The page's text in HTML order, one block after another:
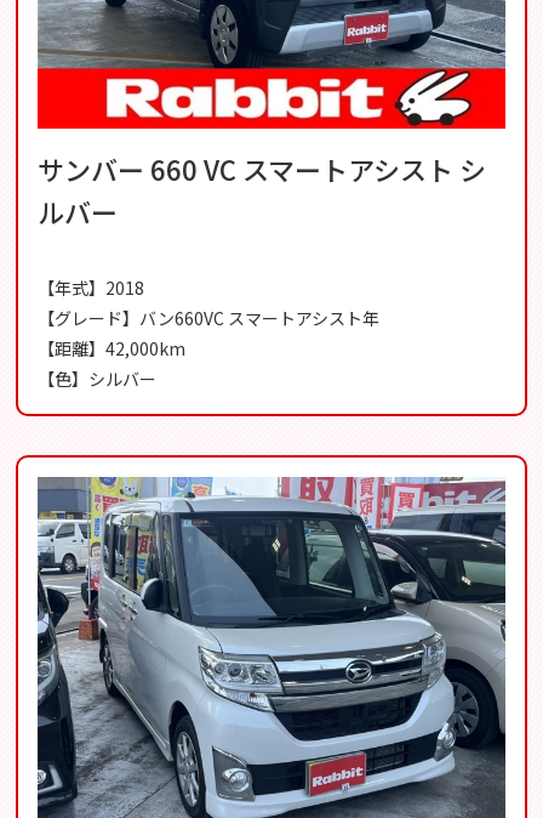
サンバー 660 VC スマートアシスト シ
ルバー
【年式】2018
【グレード】バン660VC スマートアシスト年
【距離】42,000km
【色】シルバー